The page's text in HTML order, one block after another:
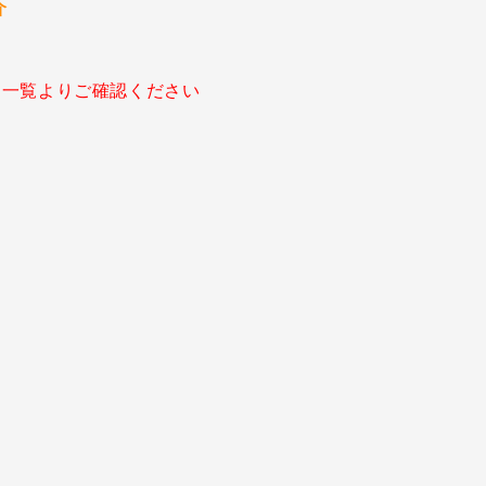
覧よりご確認ください